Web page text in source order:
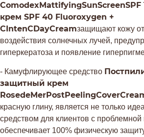
ComodexMattifyingSunScreenSPF
крем SPF 40 Fluoroxygen +
CIntenCDayCreamзащищают кожу
воздействия солнечных лучей,
гиперкератоза и появление
- Камуфлирующее средство
защитный крем
красную глину, является не только
средством для клиентов с проблемной
обеспечивает 100% физическую